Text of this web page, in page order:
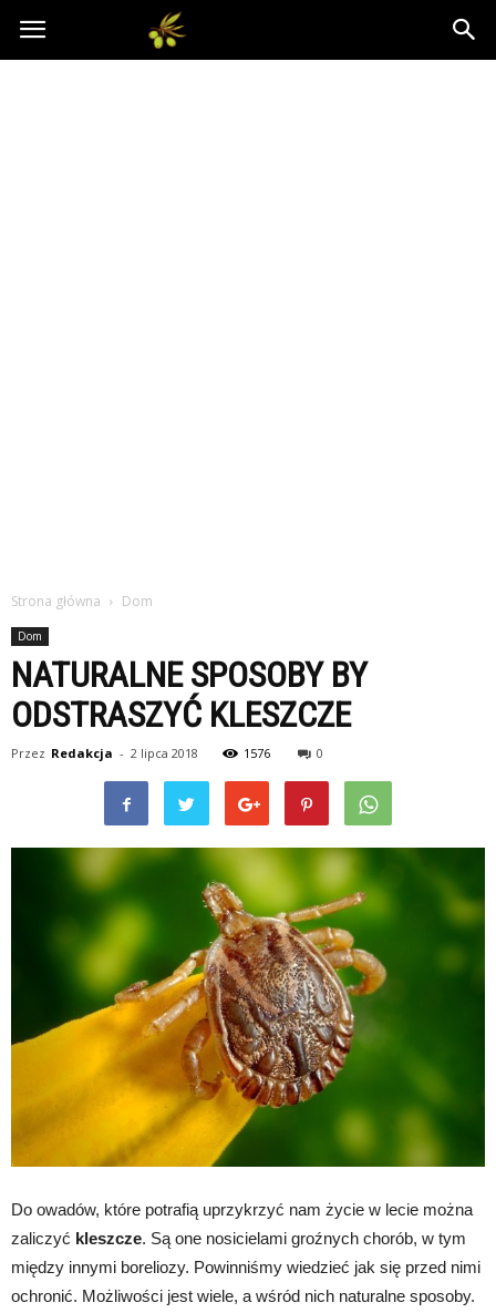
Oliwkowo.pl
Strona główna Dom
Dom
NATURALNE SPOSOBY BY
ODSTRASZYĆ KLESZCZE
Przez Redakcja - 2 lipca 2018 1576 0
Do owadów, które potrafią uprzykrzyć nam życie w lecie można
zaliczyć kleszcze. Są one nosicielami groźnych chorób, w tym
między innymi boreliozy. Powinniśmy wiedzieć jak się przed nimi
ochronić. Możliwości jest wiele, a wśród nich naturalne sposoby.